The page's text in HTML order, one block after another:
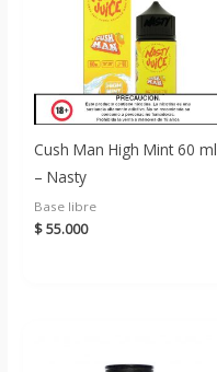
Cush Man High Mint 60 ml
– Nasty
Base libre
$55.000